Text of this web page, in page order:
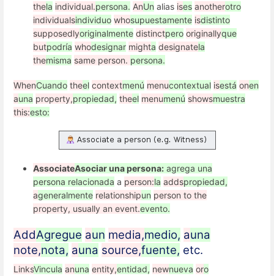
thela individual.persona. AnUn alias ises anotherotro
individualsindividuo whosupuestamente isdistinto
supposedlyoriginalmente distinctpero originallyque
butpodría whodesignar mighta designatela
themisma same person. persona.
WhenCuando theel contextmenú menucontextual isestá onen
auna property,propiedad, theel menumenú showsmuestra
this:esto:
AssociateAsociar una persona: agrega una
persona relacionada a person:la addspropiedad,
ageneralmente relationshipun person to the
property, usually an event.evento.
AddAgregue aun media,medio, auna
note,nota, auna source,fuente, etc.
LinksVincula anuna entity,entidad, newnueva oro